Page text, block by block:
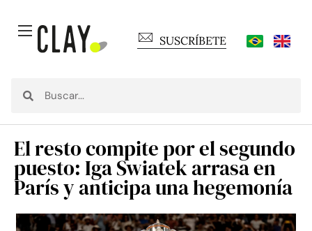
SUSCRÍBETE
El resto compite por el segundo
puesto: Iga Swiatek arrasa en
París y anticipa una hegemonía